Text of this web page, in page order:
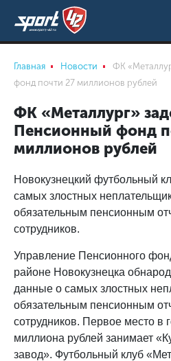
Главная Новости
ФК
фонд почти 27 миллионов рублей
ФК «Металлург»
Пенсионный фонд
миллионов рублей
Новокузнецкий футбольный
самых злостных
обязательным пенсионным
сотрудников.
Управление Пенсионного
районе Новокузнецка
данные о самых злостных
обязательным пенсионным
сотрудников. Первое место в
миллиона рублей занимает
завод». Футбольный клуб